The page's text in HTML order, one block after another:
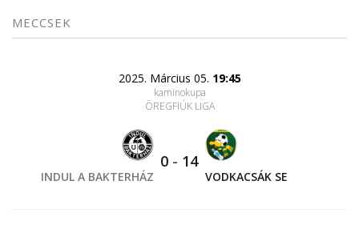
MECCSEK
2025. Március 05. 19:45
kaminokupa
ÖREGFIÚK LIGA
INDUL A BAKTERHÁZ
0 - 14
VODKACSÁK SE